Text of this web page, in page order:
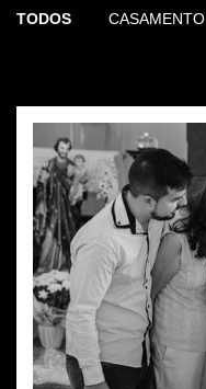
TODOS CASAMENTO